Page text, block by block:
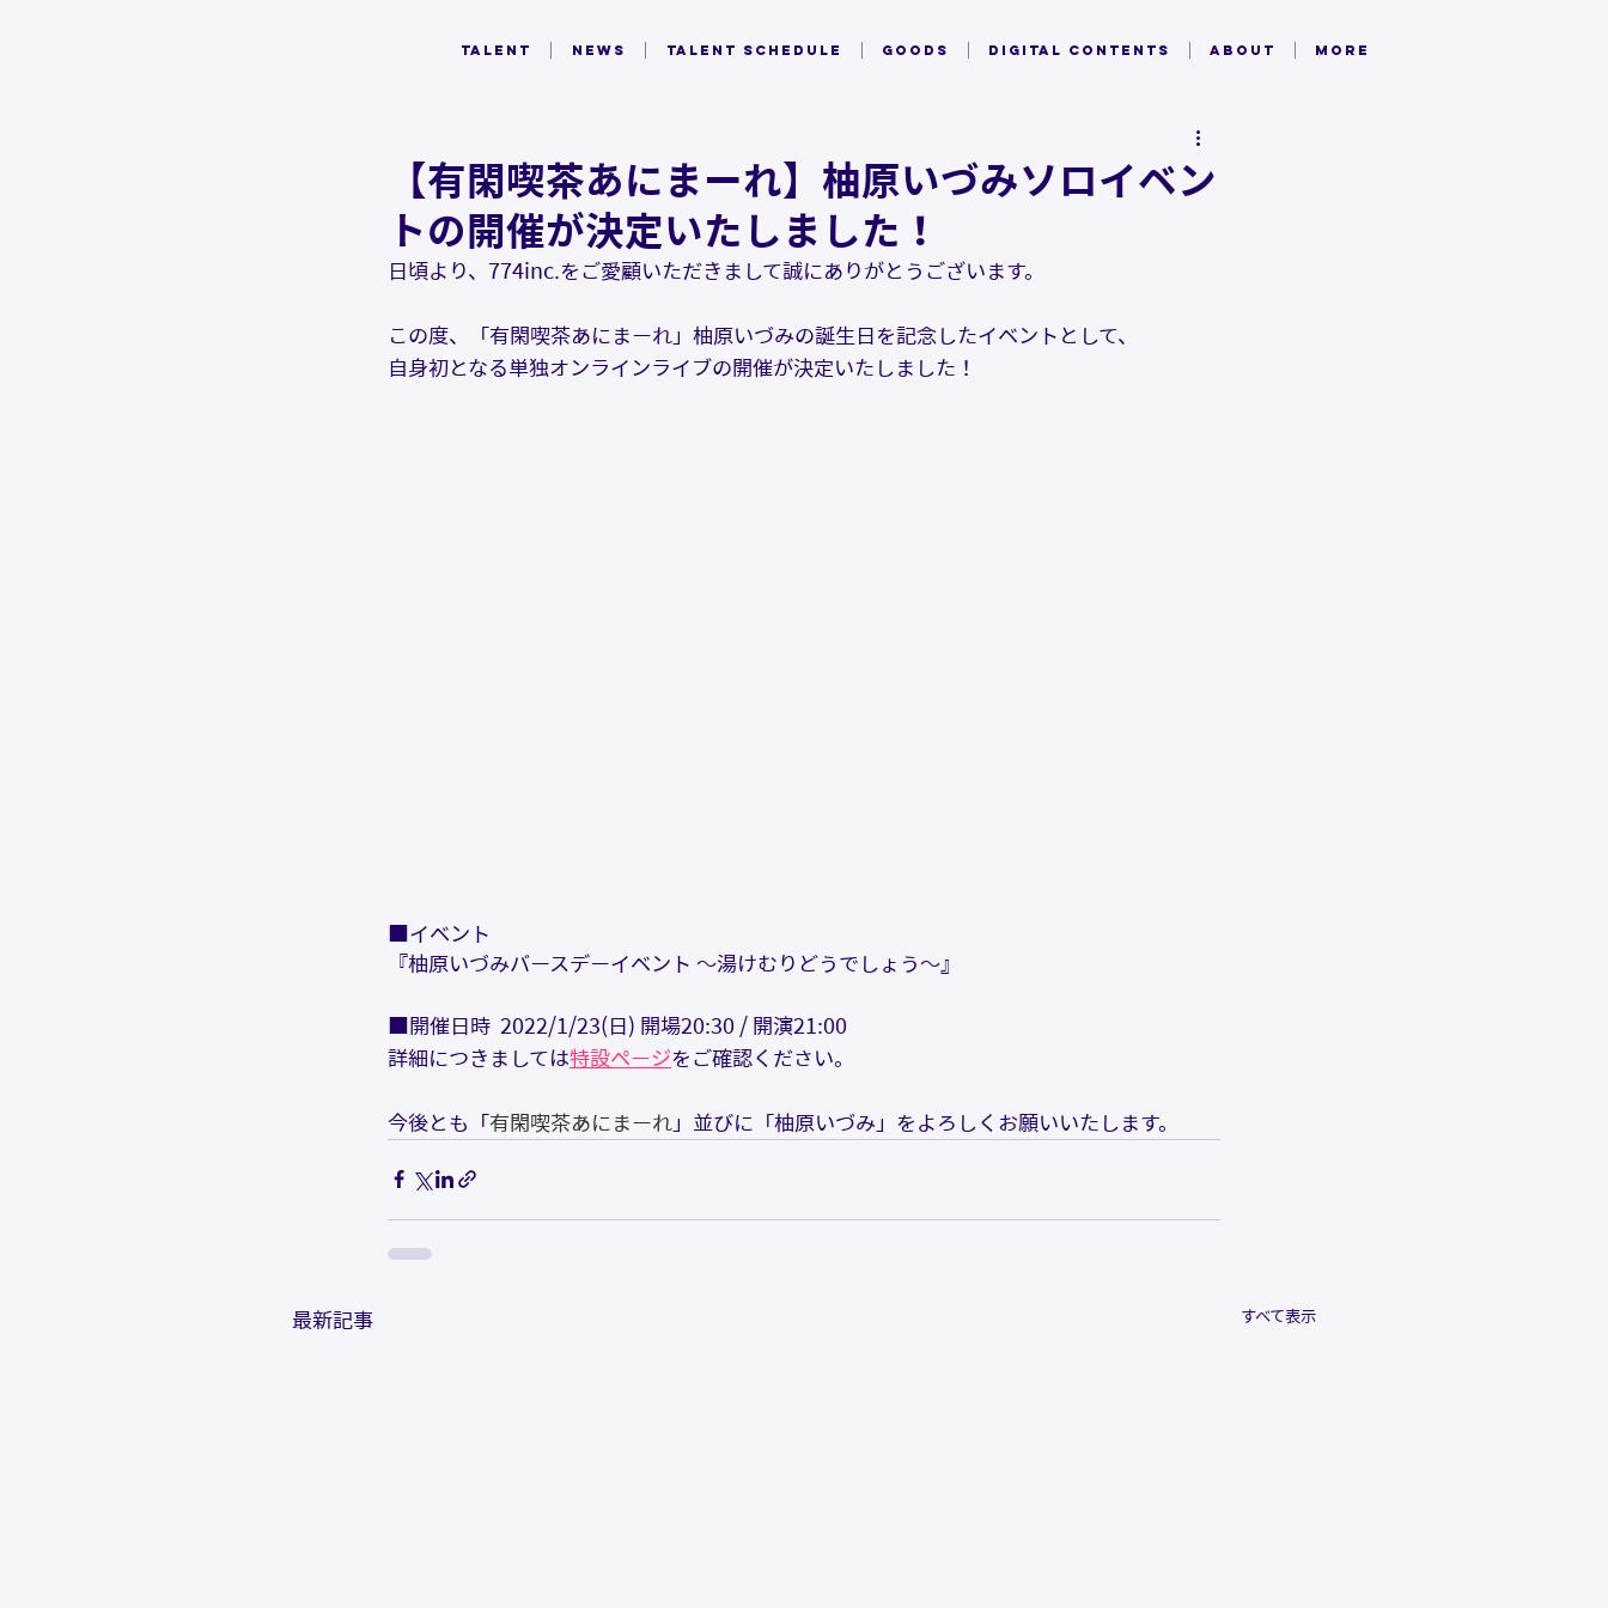
TALENT NEWS TALENT SCHEDULE GOODS DIGITAL CONTENTS ABOUT MORE
【有閑喫茶あにまーれ】柚原いづみソロイベン
トの開催が決定いたしました！
日頃より、774inc.をご愛顧いただきまして誠にありがとうございます。
この度、「有閑喫茶あにまーれ」柚原いづみの誕生日を記念したイベントとして、
自身初となる単独オンラインライブの開催が決定いたしました！
■イベント
『柚原いづみバースデーイベント ～湯けむりどうでしょう～』
■開催日時  2022/1/23(日) 開場20:30 / 開演21:00
詳細につきましては特設ページをご確認ください。
今後とも「有閑喫茶あにまーれ 」並びに「柚原いづみ」をよろしくお願いいたします。
最新記事 すべて表示